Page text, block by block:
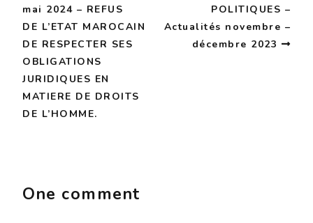
mai 2024 – REFUS
DE L’ETAT MAROCAIN
DE RESPECTER SES
OBLIGATIONS
JURIDIQUES EN
MATIERE DE DROITS
DE L’HOMME.
POLITIQUES –
Actualités novembre –
décembre 2023
One comment